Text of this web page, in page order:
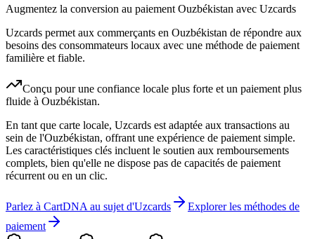
Augmentez la conversion au paiement Ouzbékistan avec Uzcards
Uzcards permet aux commerçants en Ouzbékistan de répondre aux
besoins des consommateurs locaux avec une méthode de paiement
familière et fiable.
Conçu pour une confiance locale plus forte et un paiement plus
fluide à Ouzbékistan.
En tant que carte locale, Uzcards est adaptée aux transactions au
sein de l'Ouzbékistan, offrant une expérience de paiement simple.
Les caractéristiques clés incluent le soutien aux remboursements
complets, bien qu'elle ne dispose pas de capacités de paiement
récurrent ou en un clic.
Parlez à CartDNA au sujet d'Uzcards
Explorer les méthodes de
paiement